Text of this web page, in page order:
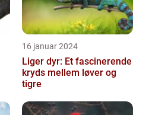
16 januar 2024
Liger dyr: Et fascinerende
kryds mellem løver og
tigre